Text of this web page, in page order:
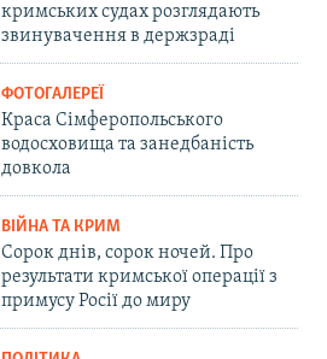
кримських судах розглядають
звинувачення в держзраді
ФОТОГАЛЕРЕЇ
Краса Сімферопольського
водосховища та занедбаність
довкола
ВІЙНА ТА КРИМ
Сорок днів, сорок ночей. Про
результати кримської операції з
примусу Росії до миру